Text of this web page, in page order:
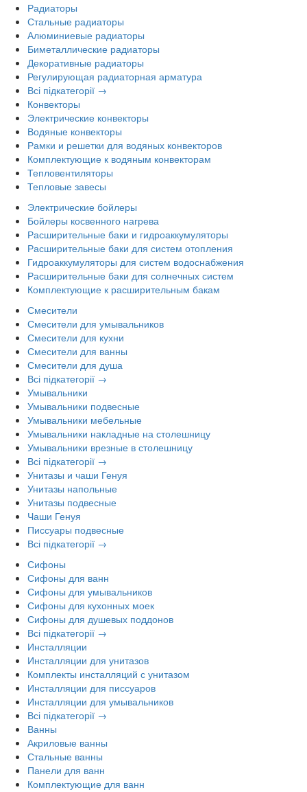
Радиаторы
Стальные радиаторы
Алюминиевые радиаторы
Биметаллические радиаторы
Декоративные радиаторы
Регулирующая радиаторная арматура
Всі підкатегорії →
Конвекторы
Электрические конвекторы
Водяные конвекторы
Рамки и решетки для водяных конвекторов
Комплектующие к водяным конвекторам
Тепловентиляторы
Тепловые завесы
Электрические бойлеры
Бойлеры косвенного нагрева
Расширительные баки и гидроаккумуляторы
Расширительные баки для систем отопления
Гидроаккумуляторы для систем водоснабжения
Расширительные баки для солнечных систем
Комплектующие к расширительным бакам
Смесители
Смесители для умывальников
Смесители для кухни
Смесители для ванны
Смесители для душа
Всі підкатегорії →
Умывальники
Умывальники подвесные
Умывальники мебельные
Умывальники накладные на столешницу
Умывальники врезные в столешницу
Всі підкатегорії →
Унитазы и чаши Генуя
Унитазы напольные
Унитазы подвесные
Чаши Генуя
Писсуары подвесные
Всі підкатегорії →
Сифоны
Сифоны для ванн
Сифоны для умывальников
Сифоны для кухонных моек
Сифоны для душевых поддонов
Всі підкатегорії →
Инсталляции
Инсталляции для унитазов
Комплекты инсталляций с унитазом
Инсталляции для писсуаров
Инсталляции для умывальников
Всі підкатегорії →
Ванны
Акриловые ванны
Стальные ванны
Панели для ванн
Комплектующие для ванн